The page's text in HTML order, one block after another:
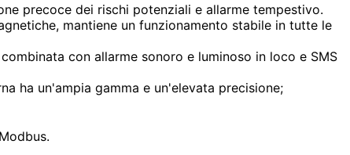
precoce dei rischi potenziali e allarme tempestivo.
mantiene un funzionamento stabile in tutte le
con allarme sonoro e luminoso in loco e SMS
ha un'ampia gamma e un'elevata precisione;